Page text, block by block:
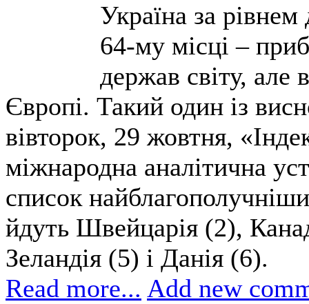
Україна за рівнем
64-му місці –
держав світу, але
Європі. Такий один із
вівторок, 29 жовтня,
міжнародна аналітична
список
йдуть Швейцарія (2),
Зеландія (5) і Данія (6).
Read more... Add new